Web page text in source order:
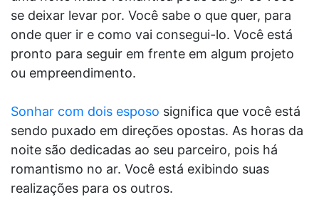
se deixar levar por. Você sabe o que quer, para
onde quer ir e como vai consegui-lo. Você está
pronto para seguir em frente em algum projeto
ou empreendimento.
Sonhar com dois esposo significa que você está
sendo puxado em direções opostas. As horas da
noite são dedicadas ao seu parceiro, pois há
romantismo no ar. Você está exibindo suas
realizações para os outros.